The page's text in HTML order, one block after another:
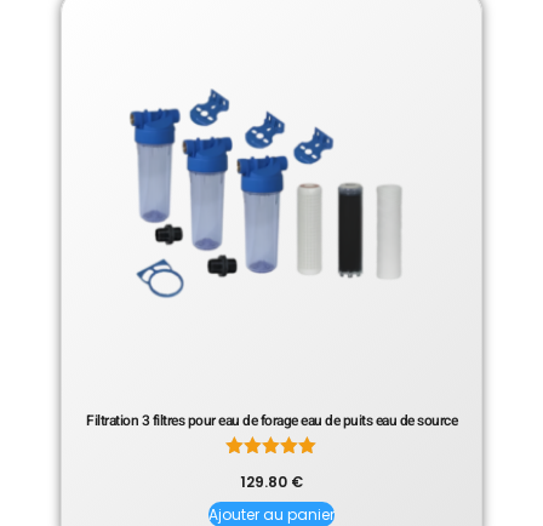
Filtration 3 filtres pour eau de forage eau de puits eau de source
5.00
sur 5
129.80 €
Ajouter au panier